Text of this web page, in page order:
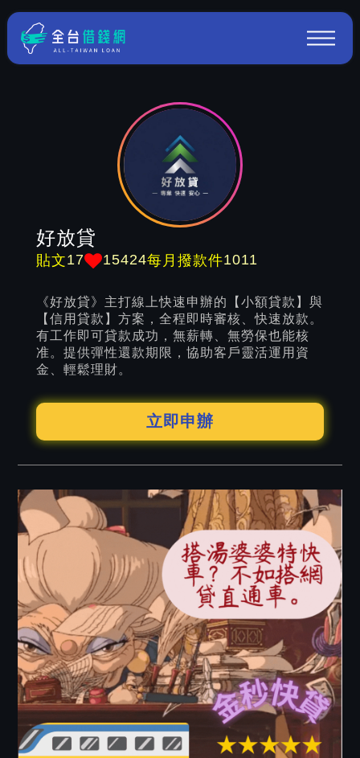
好放貸
貼文17 15424每月撥款件1011
《好放貸》主打線上快速申辦的【小額貸款】與
【信用貸款】方案，全程即時審核、快速放款。
有工作即可貸款成功，無薪轉、無勞保也能核
准。提供彈性還款期限，協助客戶靈活運用資
金、輕鬆理財。
立即申辦